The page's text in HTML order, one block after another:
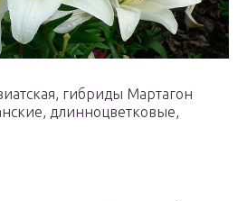
гибриды Мартагон
длинноцветковые,